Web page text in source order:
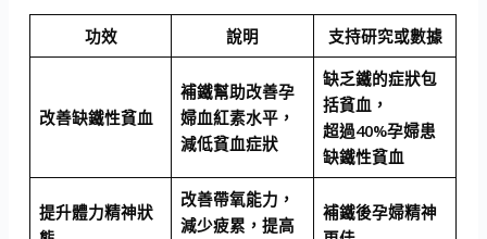
功效 說明 支持研究或數據
改善缺鐵性貧血
補鐵幫助改善孕
婦血紅素水平，
減低貧血症狀
缺乏鐵的症狀包
括貧血，
超過40%孕婦患
缺鐵性貧血
提升體力精神狀
改善帶氧能力，
減少疲累，提高
補鐵後孕婦精神